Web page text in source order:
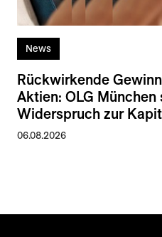
News
Rückwirkende
Aktien: OLG
Widerspruch zur
06.08.2026